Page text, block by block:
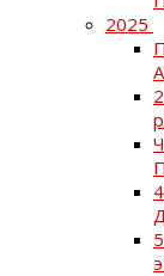
2025